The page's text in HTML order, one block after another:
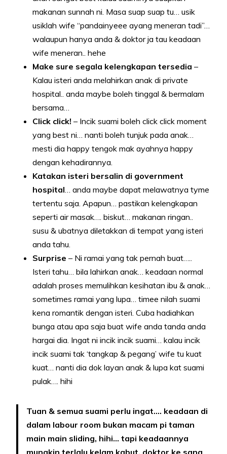
makanan sunnah ni. Masa suap suap tu… usik
usiklah wife “pandainyeee ayang meneran tadi”…
walaupun hanya anda & doktor ja tau keadaan
wife meneran.. hehe
Make sure segala kelengkapan tersedia –
Kalau isteri anda melahirkan anak di private
hospital.. anda maybe boleh tinggal & bermalam
bersama…
Click click! – Incik suami boleh click click moment
yang best ni… nanti boleh tunjuk pada anak…
mesti dia happy tengok mak ayahnya happy
dengan kehadirannya.
Katakan isteri bersalin di government
hospital… anda maybe dapat melawatnya tyme
tertentu saja. Apapun… pastikan kelengkapan
seperti air masak…. biskut… makanan ringan..
susu & ubatnya diletakkan di tempat yang isteri
anda tahu.
Surprise – Ni ramai yang tak pernah buat…..
Isteri tahu… bila lahirkan anak… keadaan normal
adalah proses memulihkan kesihatan ibu & anak…
sometimes ramai yang lupa… timee nilah suami
kena romantik dengan isteri. Cuba hadiahkan
bunga atau apa saja buat wife anda tanda anda
hargai dia. Ingat ni incik incik suami… kalau incik
incik suami tak ‘tangkap & pegang’ wife tu kuat
kuat… nanti dia dok layan anak & lupa kat suami
pulak…. hihi
Tuan & semua suami perlu ingat…. keadaan di
dalam labour room bukan macam pi taman
main main sliding, hihi… tapi keadaannya